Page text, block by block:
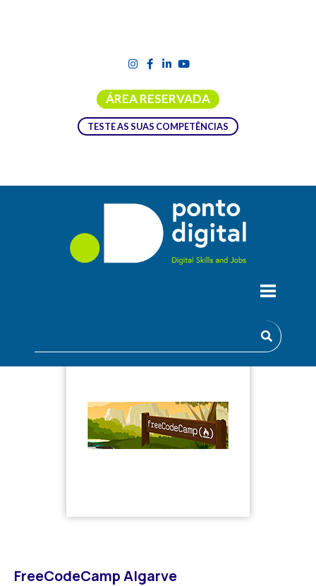
ÁREA RESERVADA
TESTE AS SUAS COMPETÊNCIAS
Ações
FreeCodeCamp Algarve